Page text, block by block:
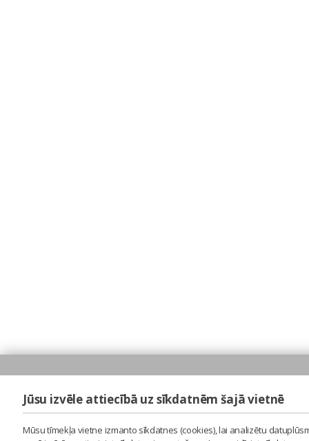
Jūsu izvēle attiecībā uz sīkdatnēm šajā vietnē
Mūsu tīmekļa vietne izmanto sīkdatnes (cookies), lai analizētu